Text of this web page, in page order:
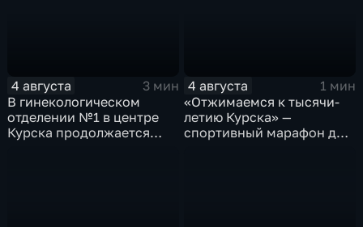
4 августа
3 мин
В гинекологическом
отделении №1 в центре
Курска продолжается
4 августа
1 мин
«Отжимаемся к тысячи-
летию Курска» —
спортивный марафон для